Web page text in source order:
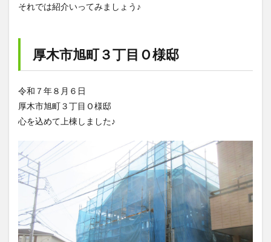
それでは紹介いってみましょう♪
厚木市旭町３丁目Ｏ様邸
令和７年８月６日
厚木市旭町３丁目Ｏ様邸
心を込めて上棟しました♪